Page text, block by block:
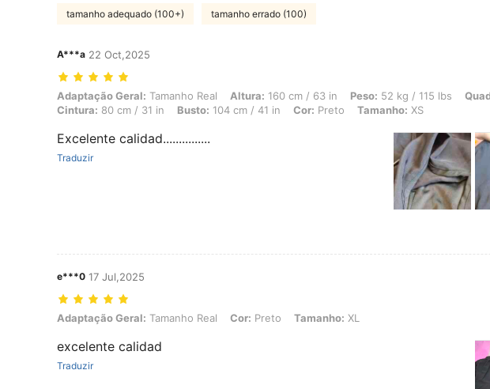
tamanho adequado (100+) tamanho errado (100)
A***a 22 Oct,2025
Adaptação Geral: Tamanho Real, Altura: 160 cm / 63 in, Peso: 52 kg / 115 lbs, Quadris: 99 cm /
Adaptação Geral: Tamanho Real Altura: 160 cm / 63 in Peso: 52 kg / 115 lbs
Cintura: 80 cm / 31 in Busto: 104 cm / 41 in Cor: Preto Tamanho: XS
Excelente calidad...............
Traduzir
e***0 17 Jul,2025
Adaptação Geral: Tamanho Real, Cor: Preto, Tamanho: XL
Adaptação Geral: Tamanho Real Cor: Preto Tamanho: XL
excelente calidad
Traduzir